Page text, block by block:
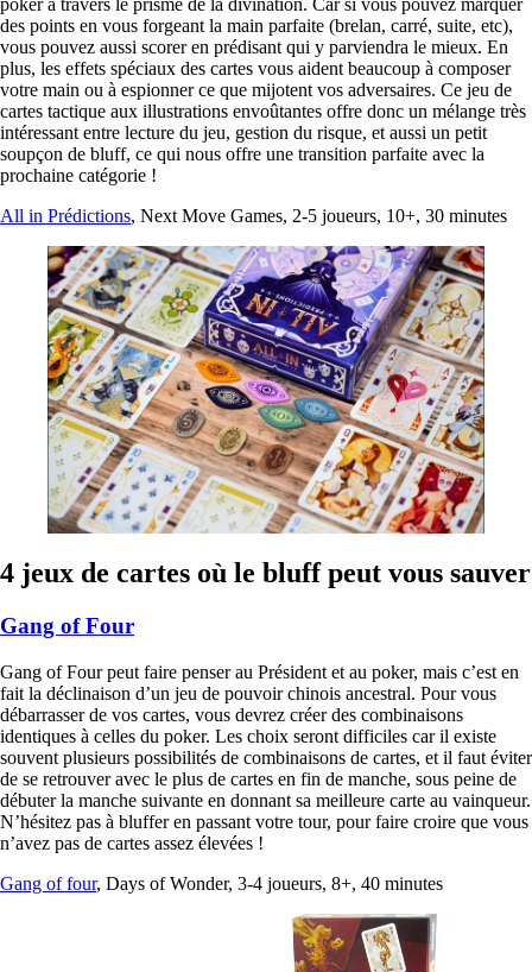
poker à travers le prisme de la divination. Car si vous pouvez marquer
des points en vous forgeant la main parfaite (brelan, carré, suite, etc),
vous pouvez aussi scorer en prédisant qui y parviendra le mieux. En
plus, les effets spéciaux des cartes vous aident beaucoup à composer
votre main ou à espionner ce que mijotent vos adversaires. Ce jeu de
cartes tactique aux illustrations envoûtantes offre donc un mélange très
intéressant entre lecture du jeu, gestion du risque, et aussi un petit
soupçon de bluff, ce qui nous offre une transition parfaite avec la
prochaine catégorie !
All in Prédictions, Next Move Games, 2-5 joueurs, 10+, 30 minutes
4 jeux de cartes où le bluff peut vous sauver
Gang of Four
Gang of Four peut faire penser au Président et au poker, mais c’est en
fait la déclinaison d’un jeu de pouvoir chinois ancestral. Pour vous
débarrasser de vos cartes, vous devrez créer des combinaisons
identiques à celles du poker. Les choix seront difficiles car il existe
souvent plusieurs possibilités de combinaisons de cartes, et il faut éviter
de se retrouver avec le plus de cartes en fin de manche, sous peine de
débuter la manche suivante en donnant sa meilleure carte au vainqueur.
N’hésitez pas à bluffer en passant votre tour, pour faire croire que vous
n’avez pas de cartes assez élevées !
Gang of four, Days of Wonder, 3-4 joueurs, 8+, 40 minutes